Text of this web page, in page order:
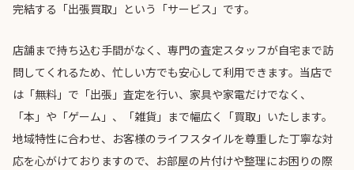
完結する「出張買取」という「サービス」です。
店舗まで持ち込む手間がなく、専門の査定スタッフが自宅まで訪
問してくれるため、忙しい方でも安心して利用できます。当店で
は「無料」で「出張」査定を行い、家具や家電だけでなく、
「本」や「ゲーム」、「雑貨」まで幅広く「買取」いたします。
地域特性に合わせ、お客様のライフスタイルを尊重した丁寧な対
応を心がけておりますので、お部屋の片付けや整理にお困りの際